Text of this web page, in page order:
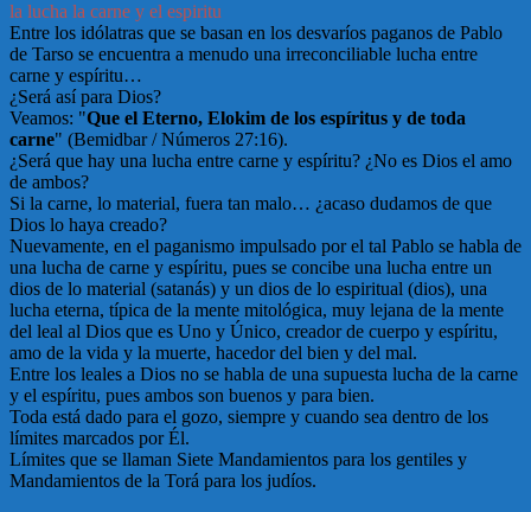
la lucha la carne y el espiritu
Entre los idólatras que se basan en los desvaríos paganos de Pablo
de Tarso se encuentra a menudo una irreconciliable lucha entre
carne y espíritu…
¿Será así para Dios?
Veamos: "Que el Eterno, Elokim de los espíritus y de toda
carne" (Bemidbar / Números 27:16).
¿Será que hay una lucha entre carne y espíritu? ¿No es Dios el amo
de ambos?
Si la carne, lo material, fuera tan malo… ¿acaso dudamos de que
Dios lo haya creado?
Nuevamente, en el paganismo impulsado por el tal Pablo se habla de
una lucha de carne y espíritu, pues se concibe una lucha entre un
dios de lo material (satanás) y un dios de lo espiritual (dios), una
lucha eterna, típica de la mente mitológica, muy lejana de la mente
del leal al Dios que es Uno y Único, creador de cuerpo y espíritu,
amo de la vida y la muerte, hacedor del bien y del mal.
Entre los leales a Dios no se habla de una supuesta lucha de la carne
y el espíritu, pues ambos son buenos y para bien.
Toda está dado para el gozo, siempre y cuando sea dentro de los
límites marcados por Él.
Límites que se llaman Siete Mandamientos para los gentiles y
Mandamientos de la Torá para los judíos.